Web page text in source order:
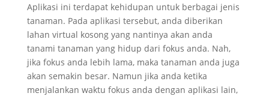
Aplikasi ini terdapat kehidupan untuk berbagai jenis
tanaman. Pada aplikasi tersebut, anda diberikan
lahan virtual kosong yang nantinya akan anda
tanami tanaman yang hidup dari fokus anda. Nah,
jika fokus anda lebih lama, maka tanaman anda juga
akan semakin besar. Namun jika anda ketika
menjalankan waktu fokus anda dengan aplikasi lain,